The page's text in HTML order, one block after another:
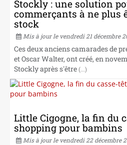
Stockly : une solution
commerçants à ne plus
stock
Mis à jour le vendredi 21 décembre
Ces deux anciens camarades de
et Oscar Walter, ont créé, en
Stockly après s'être (...)
Little Cigogne, la fin du
shopping pour bambins
Mis à jour le vendredi 22 décembre